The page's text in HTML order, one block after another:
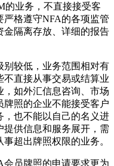
的业务，不直接接受客
严格遵守NFA的各项监管
金隔离存放、详细的报告
别较低，业务范围相对有
不直接从事交易或结算业
如外汇信息咨询、市场
照的企业不能接受客户
，也不能以自己的名义进
提供信息和服务展开，需
超出牌照权限的业务。
员牌照的申请要求更为